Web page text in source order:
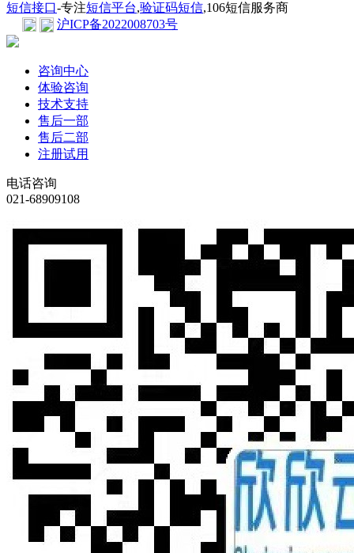
短信接口-专注短信平台,验证码短信,106短信服务商
沪ICP备2022008703号
咨询中心
体验咨询
技术支持
售后一部
售后二部
注册试用
电话咨询
021-68909108